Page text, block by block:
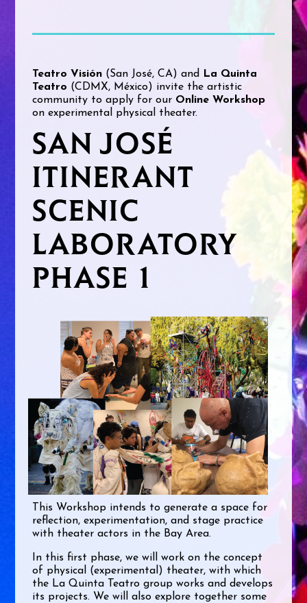
Teatro Visión (San José, CA) and
La Quinta
Teatro (CDMX, México) invite the artistic
community to apply for our Online Workshop
on experimental physical theater.
SAN JOSÉ
ITINERANT
SCENIC
LABORATORY
PHASE 1
This Workshop intends to generate a space for
reflection, experimentation, and stage practice
with theater actors in the Bay Area.
In this first phase, we will work on the concept
of physical (experimental) theater, with which
the La Quinta Teatro group works and develops
its projects. We will also explore together some